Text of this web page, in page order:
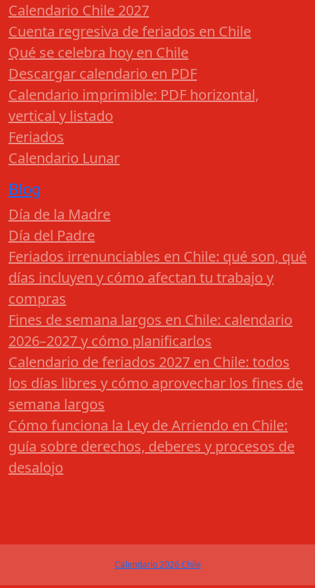
Calendario Chile 2027
Cuenta regresiva de feriados en Chile
Qué se celebra hoy en Chile
Descargar calendario en PDF
Calendario imprimible: PDF horizontal,
vertical y listado
Feriados
Calendario Lunar
Blog
Día de la Madre
Día del Padre
Feriados irrenunciables en Chile: qué son, qué
días incluyen y cómo afectan tu trabajo y
compras
Fines de semana largos en Chile: calendario
2026–2027 y cómo planificarlos
Calendario de feriados 2027 en Chile: todos
los días libres y cómo aprovechar los fines de
semana largos
Cómo funciona la Ley de Arriendo en Chile:
guía sobre derechos, deberes y procesos de
desalojo
Calendario 2026 Chile